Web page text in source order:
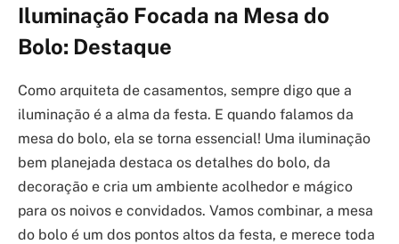
Iluminação Focada na Mesa do
Bolo: Destaque
Como arquiteta de casamentos, sempre digo que a
iluminação é a alma da festa. E quando falamos da
mesa do bolo, ela se torna essencial! Uma iluminação
bem planejada destaca os detalhes do bolo, da
decoração e cria um ambiente acolhedor e mágico
para os noivos e convidados. Vamos combinar, a mesa
do bolo é um dos pontos altos da festa, e merece toda